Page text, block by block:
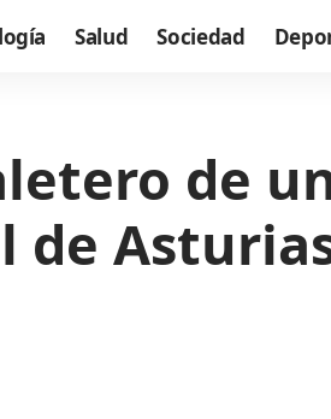
Salud Sociedad
de
de